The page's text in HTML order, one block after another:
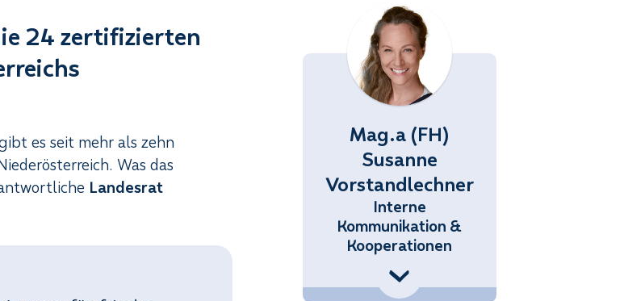
24 zertifizierten
es seit mehr als zehn
Was das
Landesrat
Mag.a (FH)
Susanne
Vorstandlechner
Interne
Kommunikation &
Kooperationen
+43 (676) 858 70 34317
Susanne.Vorstandlechner@noetutgut.at